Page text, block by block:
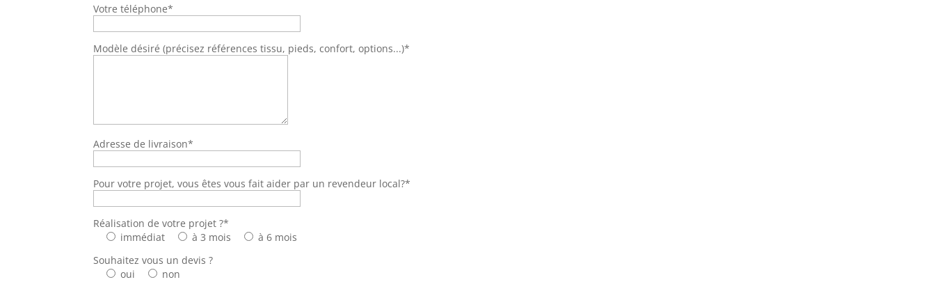
Votre téléphone*
Modèle désiré (précisez références tissu, pieds, confort, options...)*
Adresse de livraison*
Pour votre projet, vous êtes vous fait aider par un revendeur local?*
Réalisation de votre projet ?*
immédiat
à 3 mois
à 6 mois
Souhaitez vous un devis ?
oui
non